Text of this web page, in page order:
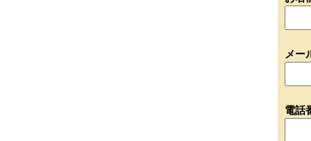
メー
電話